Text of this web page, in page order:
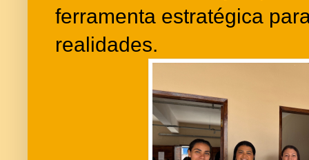
ferramenta estratégica
realidades.